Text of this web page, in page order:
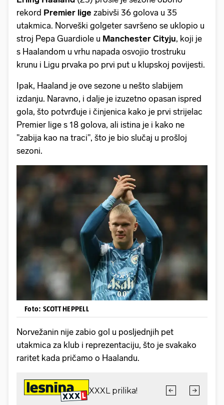
rekord Premier lige zabivši 36 golova u 35
utakmica. Norveški golgeter savršeno se uklopio u
stroj Pepa Guardiole u Manchester Cityju, koji je
s Haalandom u vrhu napada osvojio trostruku
krunu i Ligu prvaka po prvi put u klupskoj povijesti.
Ipak, Haaland je ove sezone u nešto slabijem
izdanju. Naravno, i dalje je izuzetno opasan ispred
gola, što potvrđuje i činjenica kako je prvi strijelac
Premier lige s 18 golova, ali istina je i kako ne
"zabija kao na traci", što je bio slučaj u prošloj
sezoni.
Foto: SCOTT HEPPELL
Norvežanin nije zabio gol u posljednjih pet
utakmica za klub i reprezentaciju, što je svakako
raritet kada pričamo o Haalandu.